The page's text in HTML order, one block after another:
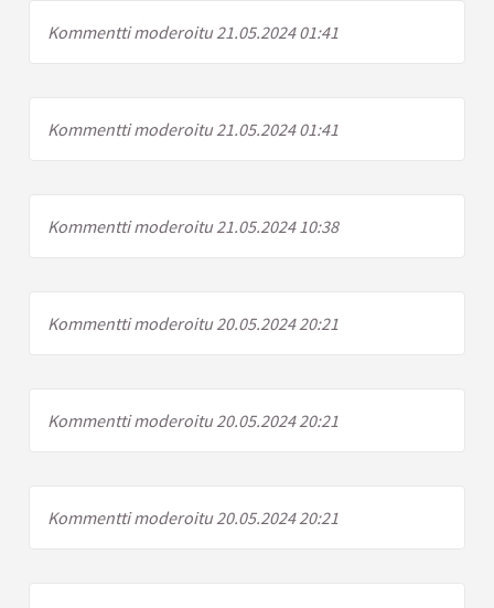
Kommentti moderoitu 21.05.2024 01:41
Kommentti moderoitu 21.05.2024 01:41
Kommentti moderoitu 21.05.2024 10:38
Kommentti moderoitu 20.05.2024 20:21
Kommentti moderoitu 20.05.2024 20:21
Kommentti moderoitu 20.05.2024 20:21